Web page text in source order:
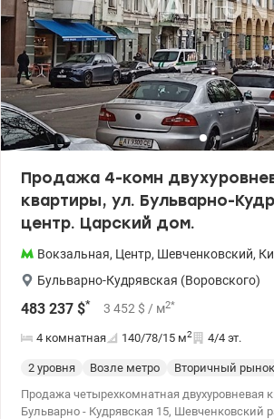
Продажа 4-комн
квартиры, ул. Бульварно-
центр. Царский дом.
Вокзальная, Центр, Шевченковский,
Бульварно-Кудрявская (Воровского)
483 237 $* 3 452 $ / м2*
4 комнатная 140/78/15 м2 4/4 эт.
2 уровня Возле метро Вторичный рынок
Продажа четырехкомнатная двухуровневая
Бульварно - Кудрявская 15, Шевченковский